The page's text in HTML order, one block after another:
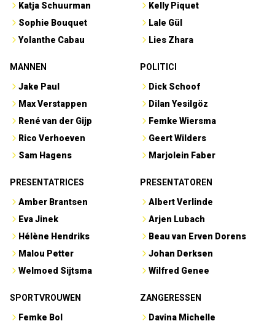
Katja Schuurman
Sophie Bouquet
Yolanthe Cabau
Kelly Piquet
Lale Gül
Lies Zhara
MANNEN
Jake Paul
Max Verstappen
René van der Gijp
Rico Verhoeven
Sam Hagens
POLITICI
Dick Schoof
Dilan Yesilgöz
Femke Wiersma
Geert Wilders
Marjolein Faber
PRESENTATRICES
Amber Brantsen
Eva Jinek
Hélène Hendriks
Malou Petter
Welmoed Sijtsma
PRESENTATOREN
Albert Verlinde
Arjen Lubach
Beau van Erven Dorens
Johan Derksen
Wilfred Genee
SPORTVROUWEN
Femke Bol
ZANGERESSEN
Davina Michelle